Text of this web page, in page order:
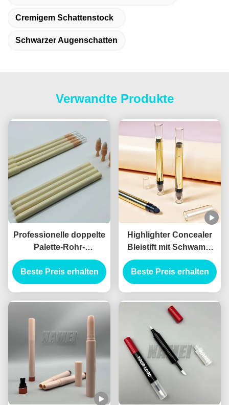
Cremigem Schattenstock
Schwarzer Augenschatten
Verwandte Produkte
Professionelle doppelte
Palette-Rohr-
Augenschatten-Stick
Privatetikett mit
hochwertigem
Beste Preis erhalten
Highlighter Concealer
Bleistift mit Schwamm
Oem Concealer Stiftung
Stick Tube mit Pinsel
Beste Preis erhalten